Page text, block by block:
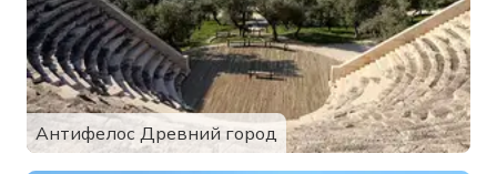
Антифелос Древний город